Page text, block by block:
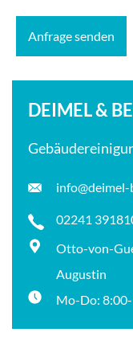
DEIMEL &
02241
Otto-von-
Augustin
Mo-Do: